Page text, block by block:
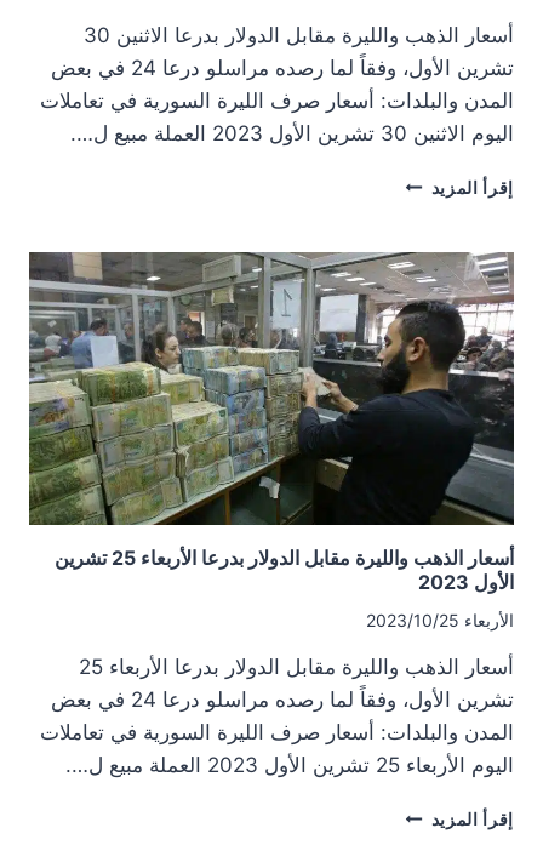
أسعار الذهب والليرة مقابل الدولار بدرعا الاثنين 30
تشرين الأول، وفقاً لما رصده مراسلو درعا 24 في بعض
المدن والبلدات: أسعار صرف الليرة السورية في تعاملات
اليوم الاثنين 30 تشرين الأول 2023 العملة مبيع ل….
إقرأ المزيد أسعار
مقابل
الدولار
بدرعا
الاثنين
30
تشرين
الأول
أسعار الذهب والليرة مقابل الدولار بدرعا الأربعاء 25 تشرين
الأول 2023
الأربعاء 2023/10/25
أسعار الذهب والليرة مقابل الدولار بدرعا الأربعاء 25
تشرين الأول، وفقاً لما رصده مراسلو درعا 24 في بعض
المدن والبلدات: أسعار صرف الليرة السورية في تعاملات
اليوم الأربعاء 25 تشرين الأول 2023 العملة مبيع ل….
إقرأ المزيد أسعار